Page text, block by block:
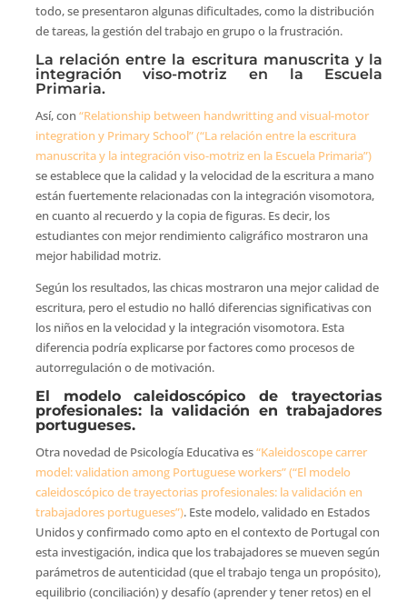
todo, se presentaron algunas dificultades, como la distribución
de tareas, la gestión del trabajo en grupo o la frustración.
La relación entre la escritura manuscrita y la
integración viso-motriz en la Escuela
Primaria.
Así, con “Relationship between handwritting and visual-motor
integration y Primary School” (“La relación entre la escritura
manuscrita y la integración viso-motriz en la Escuela Primaria”)
se establece que la calidad y la velocidad de la escritura a mano
están fuertemente relacionadas con la integración visomotora,
en cuanto al recuerdo y la copia de figuras. Es decir, los
estudiantes con mejor rendimiento caligráfico mostraron una
mejor habilidad motriz.
Según los resultados, las chicas mostraron una mejor calidad de
escritura, pero el estudio no halló diferencias significativas con
los niños en la velocidad y la integración visomotora. Esta
diferencia podría explicarse por factores como procesos de
autorregulación o de motivación.
El modelo caleidoscópico de trayectorias
profesionales: la validación en trabajadores
portugueses.
Otra novedad de Psicología Educativa es“Kaleidoscope carrer
model: validation among Portuguese workers” (“El modelo
caleidoscópico de trayectorias profesionales: la validación en
trabajadores portugueses”). Este modelo, validado en Estados
Unidos y confirmado como apto en el contexto de Portugal con
esta investigación, indica que los trabajadores se mueven según
parámetros de autenticidad (que el trabajo tenga un propósito),
equilibrio (conciliación) y desafío (aprender y tener retos) en el